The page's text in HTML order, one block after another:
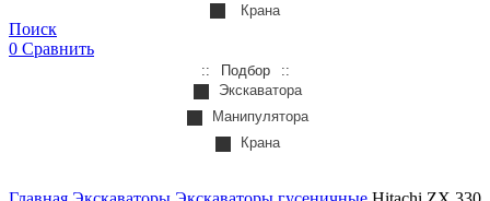
Крана
Поиск
0 Сравнить
Подбор
Экскаватора
Манипулятора
Крана